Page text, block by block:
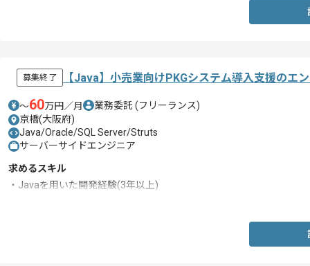
募集終了 【Java】小売業向けPKGシステム導入支援のエ
〜60万円／月 業務委託 (フリーランス)
京橋(大阪府)
Java/Oracle/SQL Server/Struts
サーバーサイドエンジニア
求めるスキル
・Javaを用いた開発経験(3年以上)